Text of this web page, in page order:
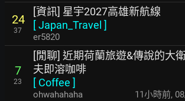
24
37
[資訊] 星宇2027高雄新航線
[Japan_Travel ]
er5820
7
23
[閒聊] 近期荷蘭旅遊&傳說的大
夫即溶咖啡
[ Coffee ]
ohwahahaha 11小時前,